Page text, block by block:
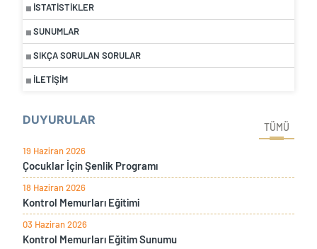
İSTATISTIKLER
SUNUMLAR
SIKÇA SORULAN SORULAR
İLETIŞIM
DUYURULAR
TÜMÜ
19 Haziran 2026
Çocuklar İçin Şenlik Programı
18 Haziran 2026
Kontrol Memurları Eğitimi
03 Haziran 2026
Kontrol Memurları Eğitim Sunumu